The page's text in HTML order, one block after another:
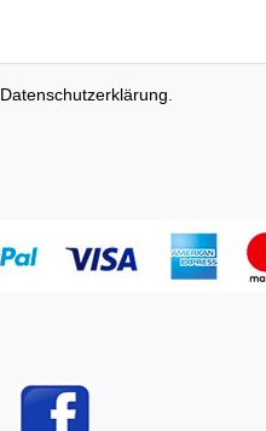
Daten­schutz­erklärung